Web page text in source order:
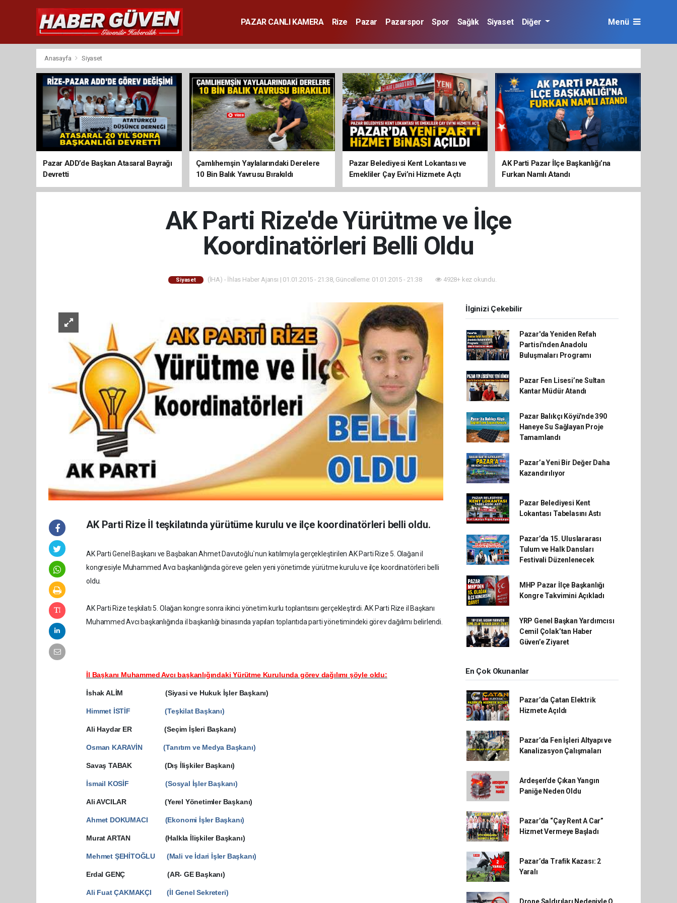
PAZAR CANLI KAMERA Rize Pazar Pazarspor Spor Sağlık Siyaset Diğer Menü
Anasayfa Siyaset
Pazar ADD’de Başkan Atasaral Bayrağı
Devretti
Çamlıhemşin Yaylalarındaki Derelere
10 Bin Balık Yavrusu Bırakıldı
Pazar Belediyesi Kent Lokantası ve
Emekliler Çay Evi’ni Hizmete Açtı
AK Parti Pazar İlçe Başkanlığı’na
Furkan Namlı Atandı
AK Parti Rize'de Yürütme ve İlçe
Koordinatörleri Belli Oldu
Siyaset (İHA) - İhlas Haber Ajansı | 01.01.2015 - 21:38, Güncelleme: 01.01.2015 - 21:38 4928+ kez okundu.
AK Parti Rize İl teşkilatında yürütüme kurulu ve ilçe koordinatörleri belli oldu.
AK Parti Genel Başkanı ve Başbakan Ahmet Davutoğlu`nun katılımıyla gerçekleştirilen AK Parti Rize 5. Olağan il
kongresiyle Muhammed Avcı başkanlığında göreve gelen yeni yönetimde yürütme kurulu ve ilçe koordinatörleri belli
oldu.
AK Parti Rize teşkilatı 5. Olağan kongre sonra ikinci yönetim kurlu toplantısını gerçekleştirdi. AK Parti Rize il Başkanı
Muhammed Avcı başkanlığında il başkanlığı binasında yapılan toplantıda parti yönetimindeki görev dağılımı belirlendi.
İl Başkanı Muhammed Avcı başkanlığındaki Yürütme Kurulunda görev dağılımı şöyle oldu:
İshak ALİM (Siyasi ve Hukuk İşler Başkanı)
Himmet İSTİF (Teşkilat Başkanı)
Ali Haydar ER (Seçim İşleri Başkanı)
Osman KARAVİN (Tanıtım ve Medya Başkanı)
Savaş TABAK (Dış İlişkiler Başkanı)
İsmail KOSİF (Sosyal İşler Başkanı)
Ali AVCILAR (Yerel Yönetimler Başkanı)
Ahmet DOKUMACI (Ekonomi İşler Başkanı)
Murat ARTAN (Halkla İlişkiler Başkanı)
Mehmet ŞEHİTOĞLU (Mali ve İdari İşler Başkanı)
Erdal GENÇ (AR- GE Başkanı)
Ali Fuat ÇAKMAKÇI (İl Genel Sekreteri)
İlginizi Çekebilir
Pazar'da Yeniden Refah
Partisi'nden Anadolu
Buluşmaları Programı
Pazar Fen Lisesi’ne Sultan
Kantar Müdür Atandı
Pazar Balıkçı Köyü'nde 390
Haneye Su Sağlayan Proje
Tamamlandı
Pazar’a Yeni Bir Değer Daha
Kazandırılıyor
Pazar Belediyesi Kent
Lokantası Tabelasını Astı
Pazar’da 15. Uluslararası
Tulum ve Halk Dansları
Festivali Düzenlenecek
MHP Pazar İlçe Başkanlığı
Kongre Takvimini Açıkladı
YRP Genel Başkan Yardımcısı
Cemil Çolak’tan Haber
Güven’e Ziyaret
En Çok Okunanlar
Pazar’da Çatan Elektrik
Hizmete Açıldı
Pazar’da Fen İşleri Altyapı ve
Kanalizasyon Çalışmaları
Ardeşen'de Çıkan Yangın
Paniğe Neden Oldu
Pazar’da “Çay Rent A Car”
Hizmet Vermeye Başladı
Pazar’da Trafik Kazası: 2
Yaralı